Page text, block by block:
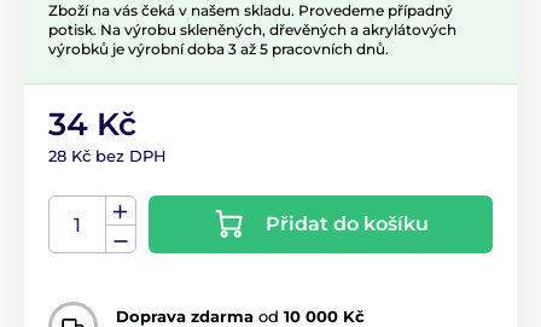
Zboží na vás čeká v našem skladu. Provedeme případný
potisk. Na výrobu skleněných, dřevěných a akrylátových
výrobků je výrobní doba 3 až 5 pracovních dnů.
34 Kč
28 Kč bez DPH
Přidat do košíku
Doprava zdarma od 10 000 Kč